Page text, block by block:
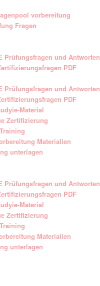
vorbereitung
Fragen
Prüfungsfragen und Antworten
PDF
Prüfungsfragen und Antworten
PDF
Material
Zertifizierung
Materialien
unterlagen
Prüfungsfragen und Antworten
PDF
Material
Zertifizierung
Materialien
unterlagen